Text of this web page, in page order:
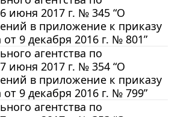
июня 2017 г. № 345 “О
в приложение к приказу
9 декабря 2016 г. № 801”
агентства по
июня 2017 г. № 354 “О
в приложение к приказу
9 декабря 2016 г. № 799”
агентства по